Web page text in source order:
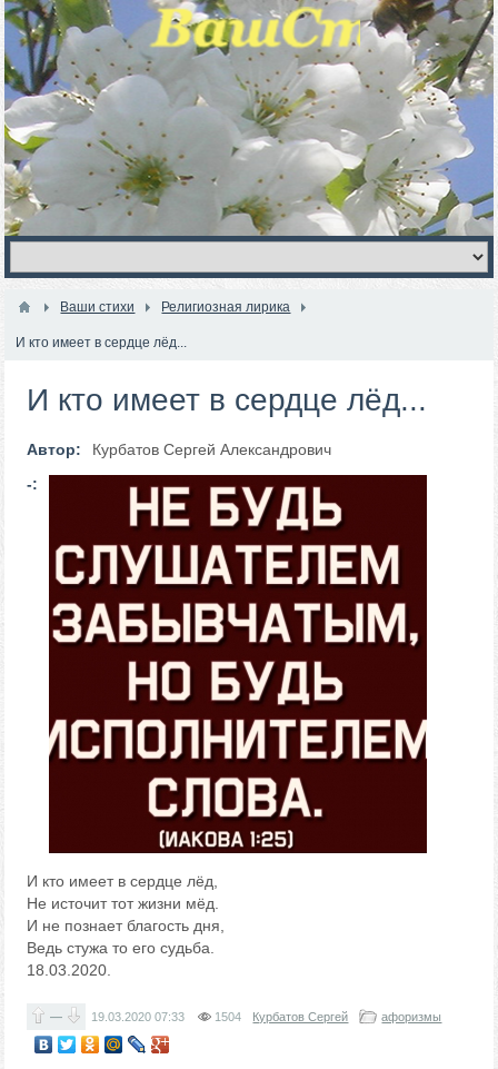
Ваши стихи Религиозная лирика
И кто имеет в сердце лёд...
И кто имеет в сердце лёд...
Автор:
Курбатов Сергей Александрович
-:
И кто имеет в сердце лёд,
Не источит тот жизни мёд.
И не познает благость дня,
Ведь стужа то его судьба.
18.03.2020.
— 19.03.202007:33 1504 Курбатов Сергей афоризмы